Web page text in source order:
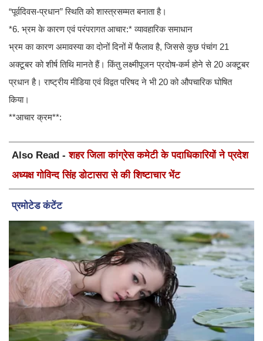
“पूर्वदिवस-प्रधान” स्थिति को शास्त्रसम्मत बनाता है।
*6. भ्रम के कारण एवं परंपरागत आचार:* व्यावहारिक समाधान
भ्रम का कारण अमावस्या का दोनों दिनों में फैलाव है, जिससे कुछ पंचांग 21
अक्टूबर को शीर्ष तिथि मानते हैं। किंतु लक्ष्मीपूजन प्रदोष-कर्म होने से 20 अक्टूबर
प्रधान है। राष्ट्रीय मीडिया एवं विद्वत परिषद ने भी 20 को औपचारिक घोषित
किया।
**आचार क्रम**:
Also Read -शहर जिला कांग्रेस कमेटी के पदाधिकारियों ने प्रदेश
अध्यक्ष गोविन्द सिंह डोटासरा से की शिष्टाचार भेंट